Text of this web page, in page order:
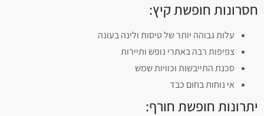
חסרונות חופשת קיץ:
עלות גבוהה יותר של טיסות ולינה בעונה
צפיפות רבה באתרי נופש ותיירות
סכנת התייבשות וכוויות שמש
אי נוחות בחום כבד
יתרונות חופשת חורף: